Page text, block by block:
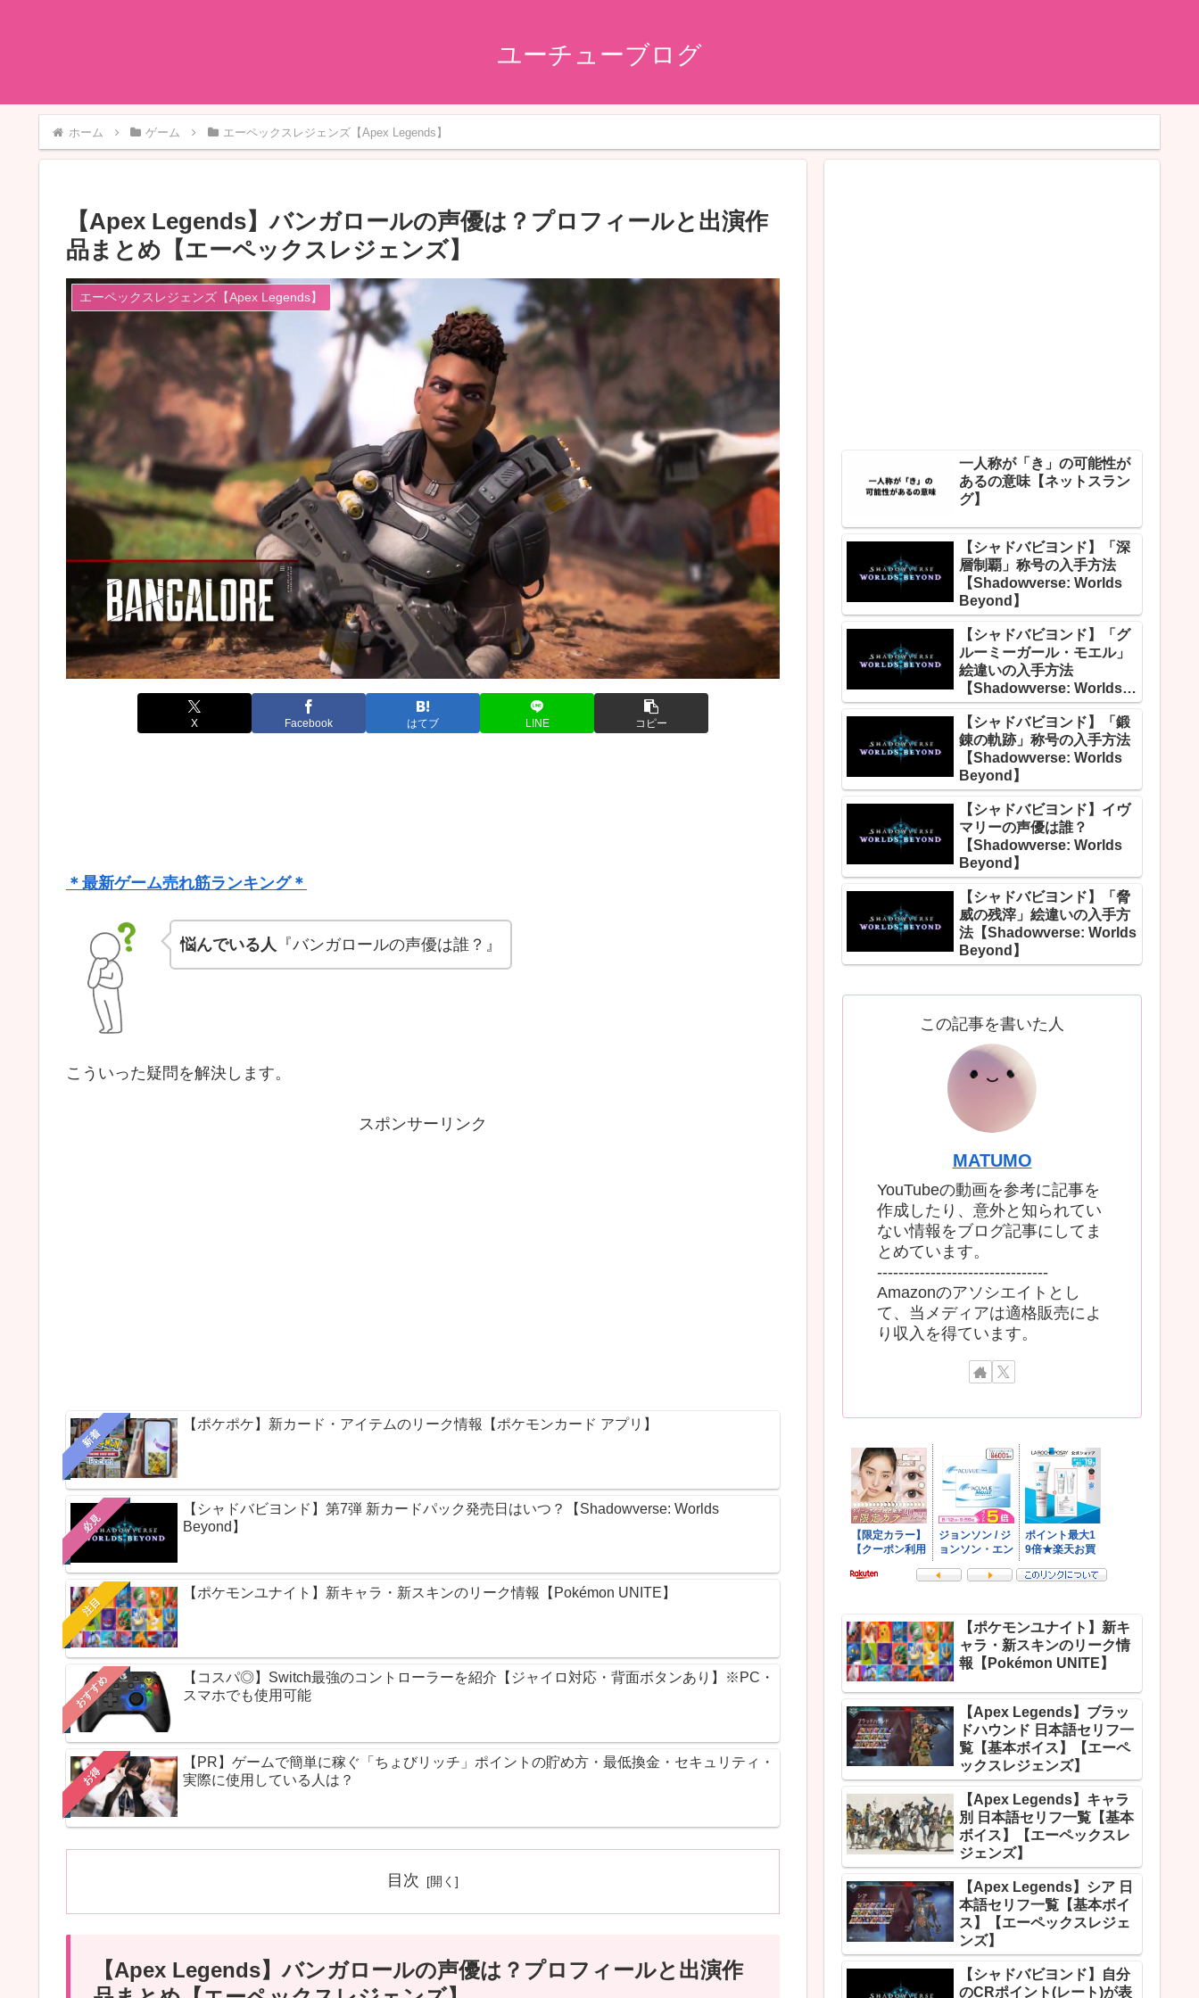
ユーチューブログ
ホーム ゲーム エーペックスレジェンズ【Apex Legends】
【Apex Legends】バンガロールの声優は？プロフィールと出演作
品まとめ【エーペックスレジェンズ】
エーペックスレジェンズ【Apex Legends】
X Facebook はてブ LINE コピー
＊最新ゲーム売れ筋ランキング＊
悩んでいる人 『バンガロールの声優は誰？』
こういった疑問を解決します。
スポンサーリンク
新着
【ポケポケ】新カード・アイテムのリーク情報【ポケモンカード アプリ】
必見
【シャドバビヨンド】第7弾 新カードパック発売日はいつ？【Shadowverse: Worlds
Beyond】
注目
【ポケモンユナイト】新キャラ・新スキンのリーク情報【Pokémon UNITE】
おすすめ
【コスパ◎】Switch最強のコントローラーを紹介【ジャイロ対応・背面ボタンあり】※PC・
スマホでも使用可能
お得
【PR】ゲームで簡単に稼ぐ「ちょびリッチ」ポイントの貯め方・最低換金・セキュリティ・
実際に使用している人は？
目次
【Apex Legends】バンガロールの声優は？プロフィールと出演作
一人称が「き」の可能性が
あるの意味【ネットスラン
グ】
【シャドバビヨンド】「深
層制覇」称号の入手方法
【Shadowverse: Worlds
Beyond】
【シャドバビヨンド】「グ
ルーミーガール・モエル」
絵違いの入手方法
【Shadowverse: Worlds
Beyond】
【シャドバビヨンド】「鍛
錬の軌跡」称号の入手方法
【Shadowverse: Worlds
Beyond】
【シャドバビヨンド】イヴ
マリーの声優は誰？
【Shadowverse: Worlds
Beyond】
【シャドバビヨンド】「脅
威の残滓」絵違いの入手方
法【Shadowverse: Worlds
Beyond】
この記事を書いた人
MATUMO
YouTubeの動画を参考に記事を
作成したり、意外と知られてい
ない情報をブログ記事にしてま
とめています。
--------------------------------
Amazonのアソシエイトとし
て、当メディアは適格販売によ
り収入を得ています。
【ポケモンユナイト】新キ
ャラ・新スキンのリーク情
報【Pokémon UNITE】
【Apex Legends】ブラッ
ドハウンド 日本語セリフ一
覧【基本ボイス】【エーペ
ックスレジェンズ】
【Apex Legends】キャラ
別 日本語セリフ一覧【基本
ボイス】【エーペックスレ
ジェンズ】
【Apex Legends】シア 日
本語セリフ一覧【基本ボイ
ス】【エーペックスレジェ
ンズ】
【シャドバビヨンド】自分
のCRポイント(レート)が表